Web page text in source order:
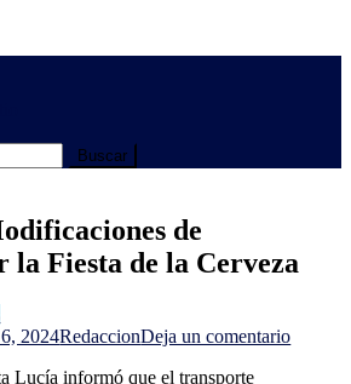
de
Fiesta de la Cerveza
2024RedaccionDeja un comentarioen
Lucía informó que el transporte